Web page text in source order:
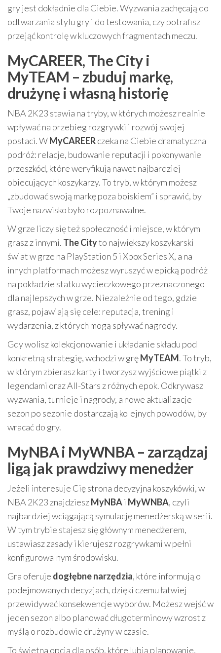
gry jest dokładnie dla Ciebie. Wyzwania zachęcają do
odtwarzania stylu gry i do testowania, czy potrafisz
przejąć kontrolę w kluczowych fragmentach meczu.
MyCAREER, The City i
MyTEAM – zbuduj markę,
drużynę i własną historię
NBA 2K23 stawia na tryby, w których możesz realnie
wpływać na przebieg rozgrywki i rozwój swojej
postaci. WMyCAREERczeka na Ciebie dramatyczna
podróż: relacje, budowanie reputacji i pokonywanie
przeszkód, które weryfikują nawet najbardziej
obiecujących koszykarzy. To tryb, w którym możesz
„zbudować swoją markę poza boiskiem” i sprawić, by
Twoje nazwisko było rozpoznawalne.
W grze liczy się też społeczność i miejsce, w którym
grasz z innymi. The Cityto największy koszykarski
świat w grze na PlayStation 5 i Xbox Series X, a na
innych platformach możesz wyruszyć w epicką podróż
na pokładzie statku wycieczkowego przeznaczonego
dla najlepszych w grze. Niezależnie od tego, gdzie
grasz, pojawiają się cele: reputacja, trening i
wydarzenia, z których mogą spływać nagrody.
Gdy wolisz kolekcjonowanie i układanie składu pod
konkretną strategię, wchodzi w gręMyTEAM. To tryb,
w którym zbierasz karty i tworzysz wyjściowe piątki z
legendami oraz All-Stars z różnych epok. Odkrywasz
wyzwania, turnieje i nagrody, a nowe aktualizacje
sezon po sezonie dostarczają kolejnych powodów, by
wracać do gry.
MyNBA i MyWNBA – zarządzaj
ligą jak prawdziwy menedżer
Jeżeli interesuje Cię strona decyzyjna koszykówki, w
NBA 2K23 znajdzieszMyNBAi MyWNBA, czyli
najbardziej wciągającą symulację menedżerską w serii.
W tym trybie stajesz się głównym menedżerem,
ustawiasz zasady i kierujesz rozgrywkami w pełni
konfigurowalnym środowisku.
Gra oferuje dogłębne narzędzia, które informują o
podejmowanych decyzjach, dzięki czemu łatwiej
przewidywać konsekwencje wyborów. Możesz wejść w
jeden sezon albo planować długoterminowy wzrost z
myślą o rozbudowie drużyny w czasie.
To świetna opcja dla osób, które lubią planowanie,